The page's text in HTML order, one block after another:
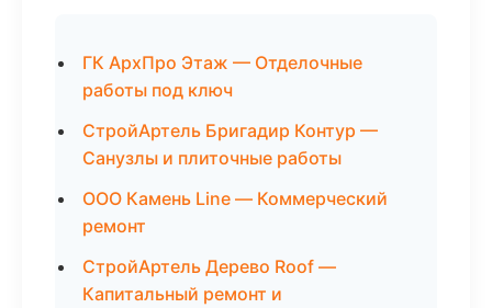
ГК АрхПро Этаж — Отделочные
работы под ключ
СтройАртель Бригадир Контур —
Санузлы и плиточные работы
ООО Камень Line — Коммерческий
ремонт
СтройАртель Дерево Roof —
Капитальный ремонт и